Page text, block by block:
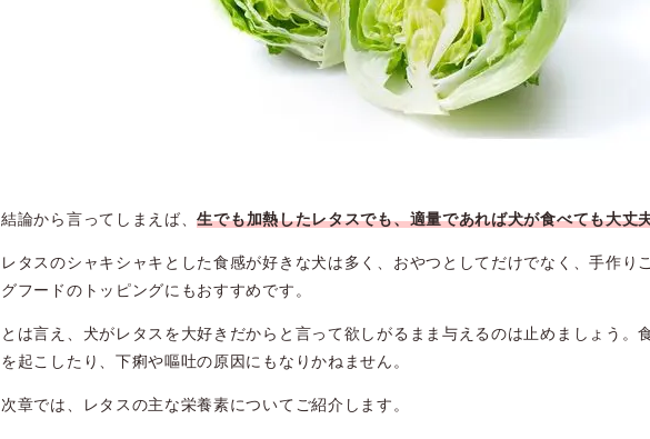
結論から言ってしまえば、生でも加熱したレタスでも、適量であれば犬が食べても大丈
レタスのシャキシャキとした食感が好きな犬は多く、おやつとしてだけでなく、手作り
グフードのトッピングにもおすすめです。
とは言え、犬がレタスを大好きだからと言って欲しがるまま与えるのは止めましょう。
を起こしたり、下痢や嘔吐の原因にもなりかねません。
次章では、レタスの主な栄養素についてご紹介します。